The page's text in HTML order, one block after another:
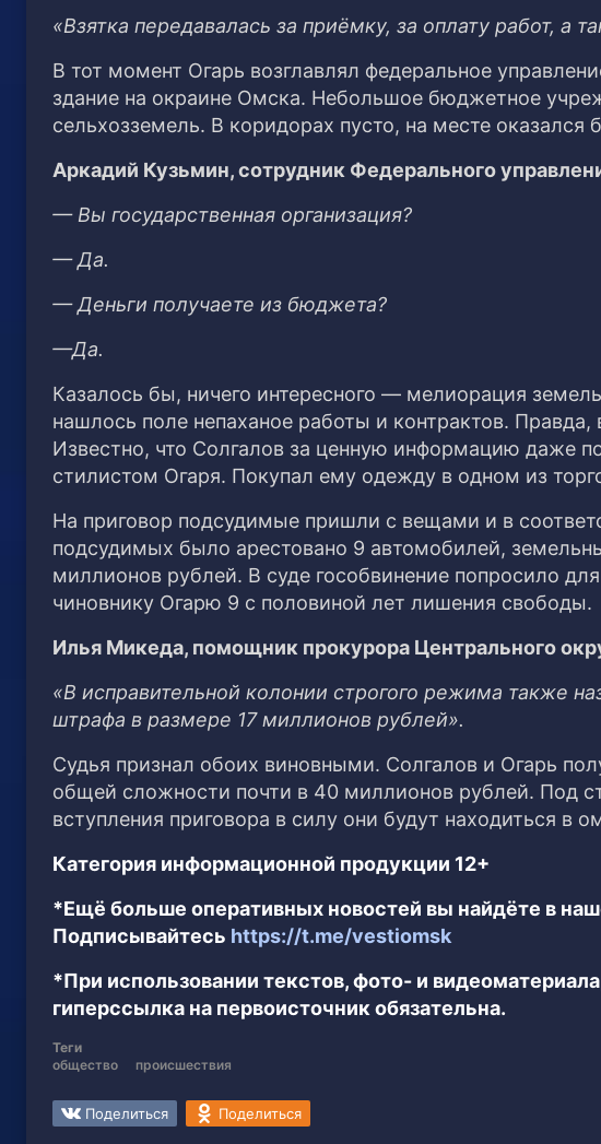
«Взятка передавалась за приёмку, за оплату работ,
В тот момент Огарь возглавлял федеральное
здание на окраине Омска. Небольшое бюджетное
сельхозземель. В коридорах пусто, на месте
Аркадий Кузьмин, сотрудник Федерального
— Вы государственная организация?
— Да.
— Деньги получаете из бюджета?
—Да.
Казалось бы, ничего интересного — мелиорация
нашлось поле непаханое работы и контрактов.
Известно, что Солгалов за ценную информацию даже
стилистом Огаря. Покупал ему одежду в одном из
На приговор подсудимые пришли с вещами и в
подсудимых было арестовано 9 автомобилей,
миллионов рублей. В суде гособвинение попросило
чиновнику Огарю 9 с половиной лет лишения свободы.
Илья Микеда, помощник прокурора Центрального
«В исправительной колонии строгого режима также
штрафа в размере 17 миллионов рублей».
Судья признал обоих виновными. Солгалов и Огарь
общей сложности почти в 40 миллионов рублей. Под
вступления приговора в силу они будут находиться в
Категория информационной продукции 12+
*Ещё больше оперативных новостей вы найдёте в
Подписывайтесь https://t.me/vestiomsk
*При использовании текстов, фото- и
гиперссылка на первоисточник обязательна.
Теги
общество
происшествия
Поделиться Поделиться